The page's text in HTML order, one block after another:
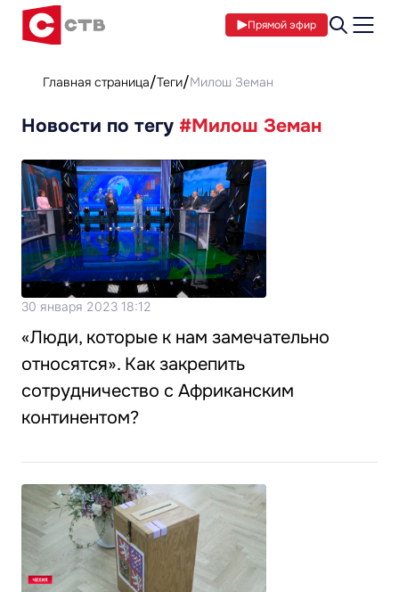
Прямой эфир
Главная страница Теги Милош Земан
Новости по тегу #Милош Земан
30 января 2023 18:12
«Люди, которые к нам замечательно
относятся». Как закрепить
сотрудничество с Африканским
континентом?